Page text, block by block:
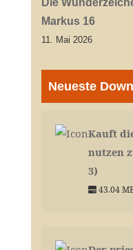
Die
Markus 16
11. Mai 2026
Neueste
Kauft
nutzen
3)
43.04